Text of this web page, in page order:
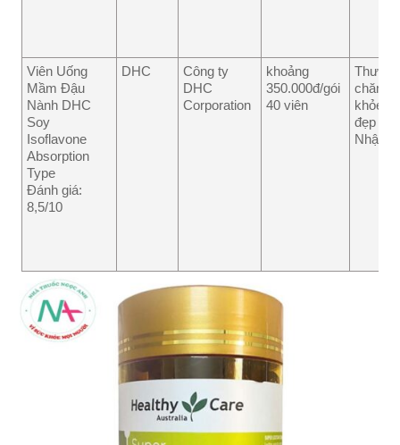
Viên Uống
Mầm Đậu
Nành DHC
Soy
Isoflavone
Absorption
Type
Đánh giá:
8,5/10
DHC
Công ty
DHC
Corporation
khoảng
350.000đ/gói
40 viên
chăm
khỏe
đẹp
Nhật